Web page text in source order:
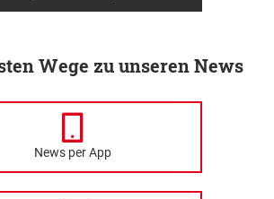
Wege zu unseren News
News per App